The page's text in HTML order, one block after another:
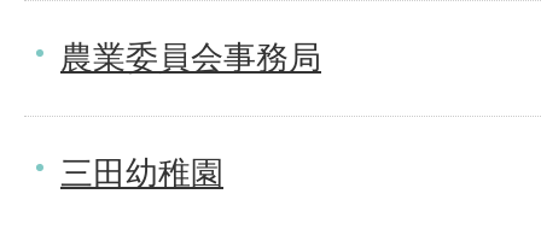
農業委員会事務局
三田幼稚園